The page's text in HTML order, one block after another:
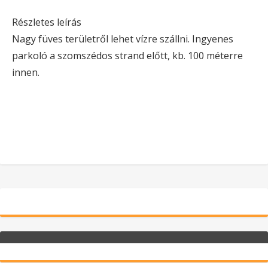
Részletes leírás
Nagy füves területről lehet vízre szállni. Ingyenes
parkoló a szomszédos strand előtt, kb. 100 méterre
innen.